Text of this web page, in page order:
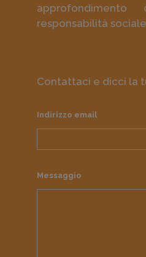
responsabilità
Contattaci e dicci la
Indirizzo email
Messaggio